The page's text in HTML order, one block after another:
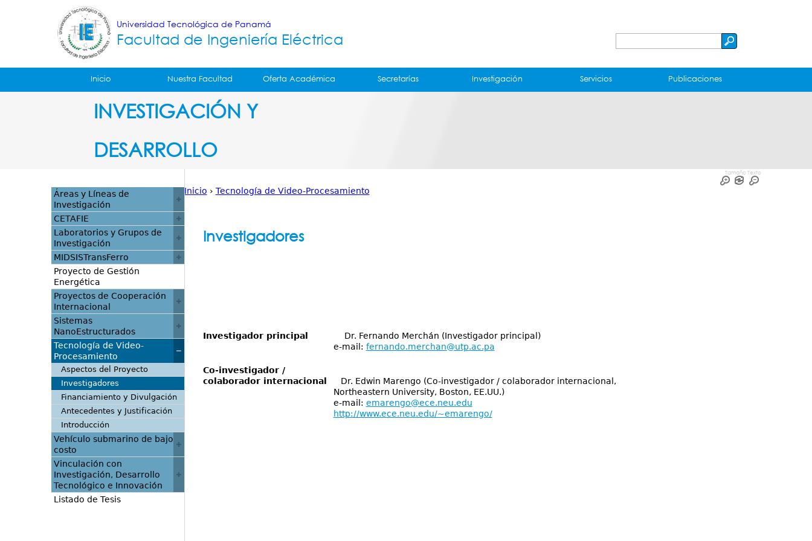
Universidad Tecnológica de Panamá
Facultad de Ingeniería Eléctrica
Tropical
Principal
Inicio Nuestra Facultad Oferta Académica Secretarías Investigación Servicios Publicaciones
INVESTIGACIÓN Y
DESARROLLO
Tamaño Texto
está
aquí
Inicio › Tecnología de Video-Procesamiento
Investigadores
Investigador principal Dr. Fernando Merchán (Investigador principal)
e-mail: fernando.merchan@utp.ac.pa
Co-investigador /
colaborador internacional
Dr. Edwin Marengo (Co-investigador / colaborador internacional,
Northeastern University, Boston, EE.UU.)
e-mail: emarengo@ece.neu.edu
http://www.ece.neu.edu/~emarengo/
Áreas y Líneas de
Investigación
CETAFIE
Laboratorios y Grupos de
Investigación
MIDSISTransFerro
Proyecto de Gestión
Energética
Proyectos de Cooperación
Internacional
Sistemas
NanoEstructurados
Tecnología de Video-
Procesamiento
Aspectos del Proyecto
Investigadores
Financiamiento y Divulgación
Antecedentes y Justificación
Introducción
Vehículo submarino de bajo
costo
Vinculación con
Investigación, Desarrollo
Tecnológico e Innovación
Listado de Tesis